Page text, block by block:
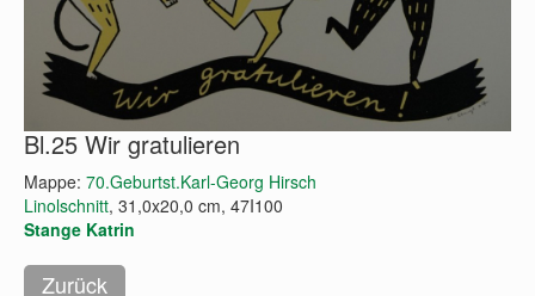
Bl.25 Wir gratulieren
Mappe: 70.Geburtst.Karl-Georg Hirsch
Linolschnitt, 31,0x20,0 cm, 47I100
Stange Katrin